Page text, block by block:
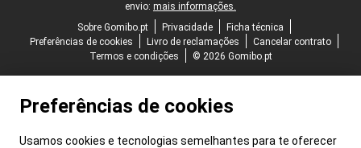
envio: mais informações.
Sobre Gomibo.pt
Privacidade
Ficha técnica
Preferências de cookies
Livro de reclamações
Cancelar contrato
Termos e condições
© 2026 Gomibo.pt
Preferências de cookies
Usamos cookies e tecnologias semelhantes para te oferecer